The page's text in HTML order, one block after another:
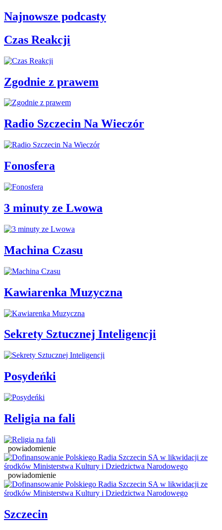
Najnowsze podcasty
Czas Reakcji
Zgodnie z prawem
Radio Szczecin Na Wieczór
Fonosfera
3 minuty ze Lwowa
Machina Czasu
Kawiarenka Muzyczna
Sekrety Sztucznej Inteligencji
Posydeńki
Religia na fali
powiadomienie
powiadomienie
Szczecin